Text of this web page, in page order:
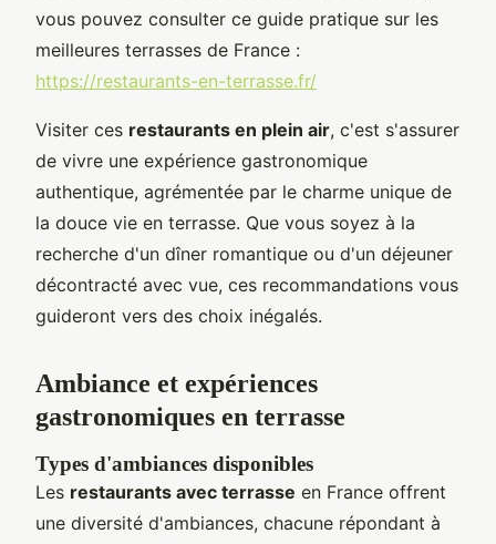
vous pouvez consulter ce guide pratique sur les
meilleures terrasses de France :
https://restaurants-en-terrasse.fr/
Visiter ces restaurants en plein air, c'est s'assurer
de vivre une expérience gastronomique
authentique, agrémentée par le charme unique de
la douce vie en terrasse. Que vous soyez à la
recherche d'un dîner romantique ou d'un déjeuner
décontracté avec vue, ces recommandations vous
guideront vers des choix inégalés.
Ambiance et expériences
gastronomiques en terrasse
Types d'ambiances disponibles
Les restaurants avec terrasse en France offrent
une diversité d'ambiances, chacune répondant à